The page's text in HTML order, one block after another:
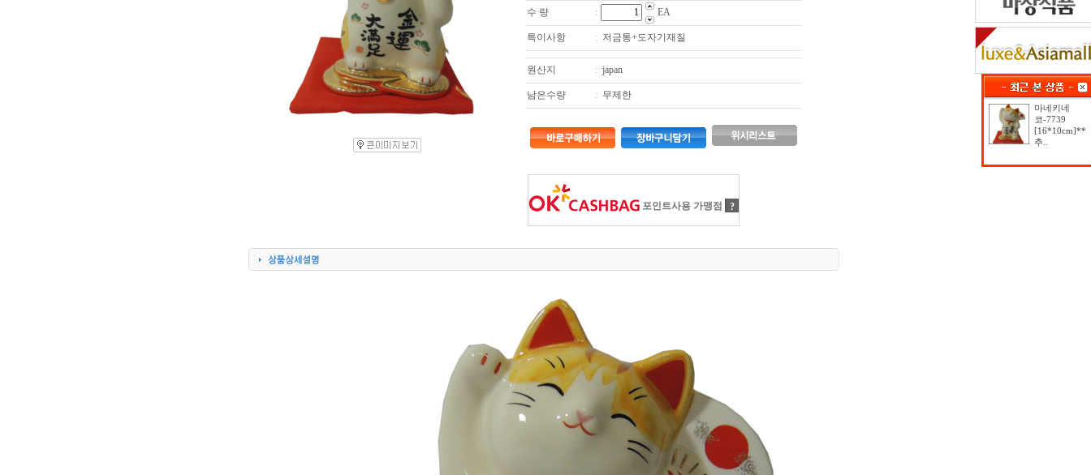
수 량 : EA
특이사항 : 저금통+도자기재질
원산지 : japan
남은수량 : 무제한
포인트사용 가맹점 ?
마네키네
코-7739
[16*10cm]**
추..